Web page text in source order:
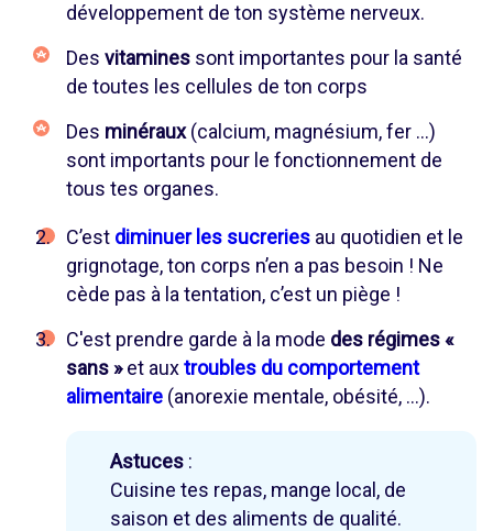
développement de ton système nerveux.
Des vitamines sont importantes pour la santé
de toutes les cellules de ton corps
Des minéraux(calcium, magnésium, fer …)
sont importants pour le fonctionnement de
tous tes organes.
C’est diminuer les sucreries au quotidien et le
grignotage, ton corps n’en a pas besoin ! Ne
cède pas à la tentation, c’est un piège !
C'est prendre garde à la mode des régimes «
sans »et auxtroubles du comportement
alimentaire (anorexie mentale, obésité, ...).
Astuces :
Cuisine tes repas, mange local, de
saison et des aliments de qualité.